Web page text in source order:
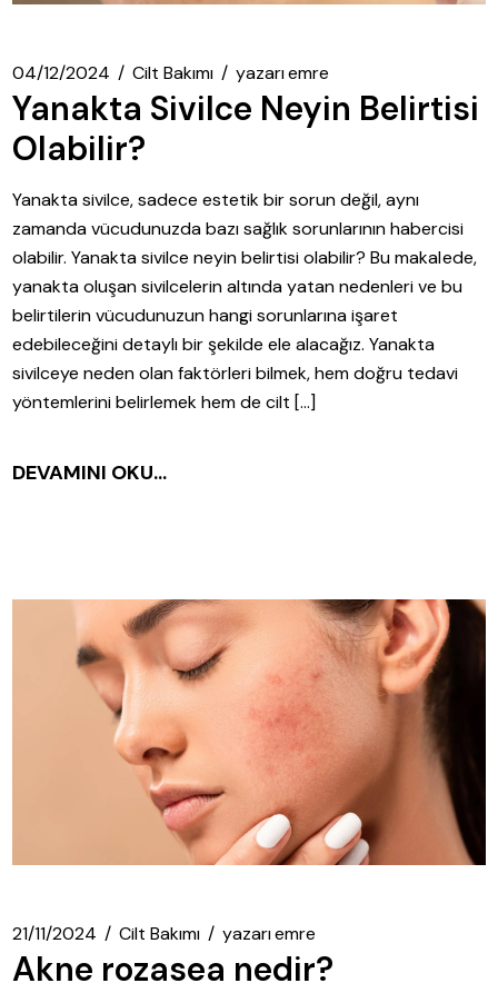
04/12/2024 Cilt Bakımı yazarıemre
Yanakta Sivilce Neyin Belirtisi
Olabilir?
Yanakta sivilce, sadece estetik bir sorun değil, aynı
zamanda vücudunuzda bazı sağlık sorunlarının habercisi
olabilir. Yanakta sivilce neyin belirtisi olabilir? Bu makalede,
yanakta oluşan sivilcelerin altında yatan nedenleri ve bu
belirtilerin vücudunuzun hangi sorunlarına işaret
edebileceğini detaylı bir şekilde ele alacağız. Yanakta
sivilceye neden olan faktörleri bilmek, hem doğru tedavi
yöntemlerini belirlemek hem de cilt […]
DEVAMINI OKU...
21/11/2024 Cilt Bakımı yazarıemre
Akne rozasea nedir?